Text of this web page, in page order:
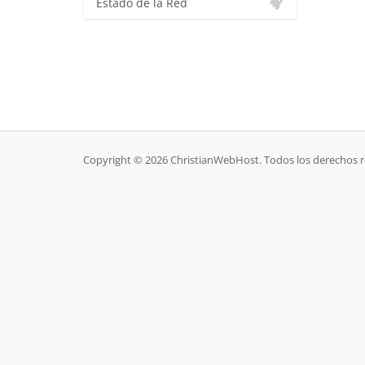
Estado de la Red
Copyright © 2026 ChristianWebHost. Todos los derechos